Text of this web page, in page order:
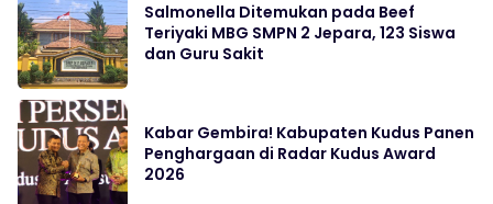
Salmonella Ditemukan pada Beef
Teriyaki MBG SMPN 2 Jepara, 123 Siswa
dan Guru Sakit
Kabar Gembira! Kabupaten Kudus Panen
Penghargaan di Radar Kudus Award
2026